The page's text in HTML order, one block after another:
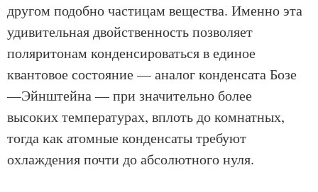
другом подобно частицам вещества. Именно эта
удивительная двойственность позволяет
поляритонам конденсироваться в единое
квантовое состояние — аналог конденсата Бозе
—Эйнштейна — при значительно более
высоких температурах, вплоть до комнатных,
тогда как атомные конденсаты требуют
охлаждения почти до абсолютного нуля.